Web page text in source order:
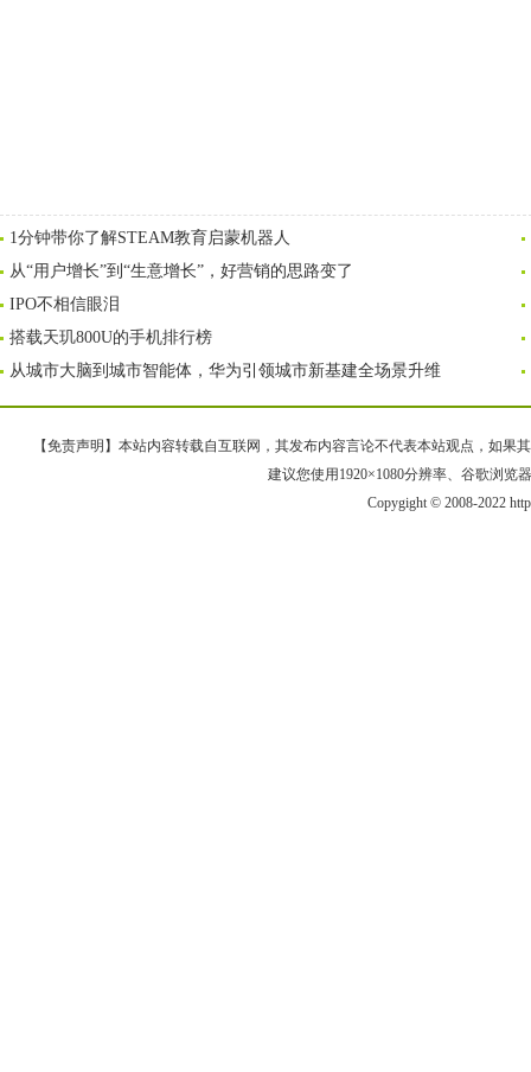
1分钟带你了解STEAM教育启蒙机器人
从“用户增长”到“生意增长”，好营销的思路变了
IPO不相信眼泪
搭载天玑800U的手机排行榜
从城市大脑到城市智能体，华为引领城市新基建全场景升维
【免责声明】本站内容转载自互联网，其发布内容言论不代表本站观点，如果
建议您使用1920×1080分辨率、谷歌浏览
Copygight © 2008-2022